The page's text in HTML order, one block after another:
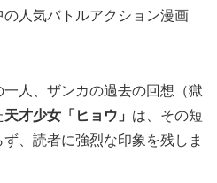
人気バトルアクション漫画
人、ザンカの過去の回想（獄
天才少女「ヒョウ」 は、その短
、読者に強烈な印象を残しま